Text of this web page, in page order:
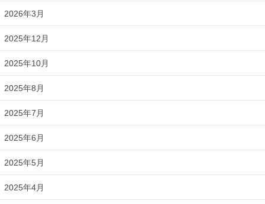
2026年3月
2025年12月
2025年10月
2025年8月
2025年7月
2025年6月
2025年5月
2025年4月